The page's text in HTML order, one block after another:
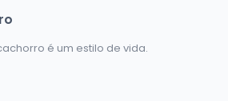
é um estilo de vida.